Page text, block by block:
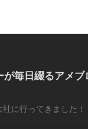
毎日綴るアメブ
に行ってきました！